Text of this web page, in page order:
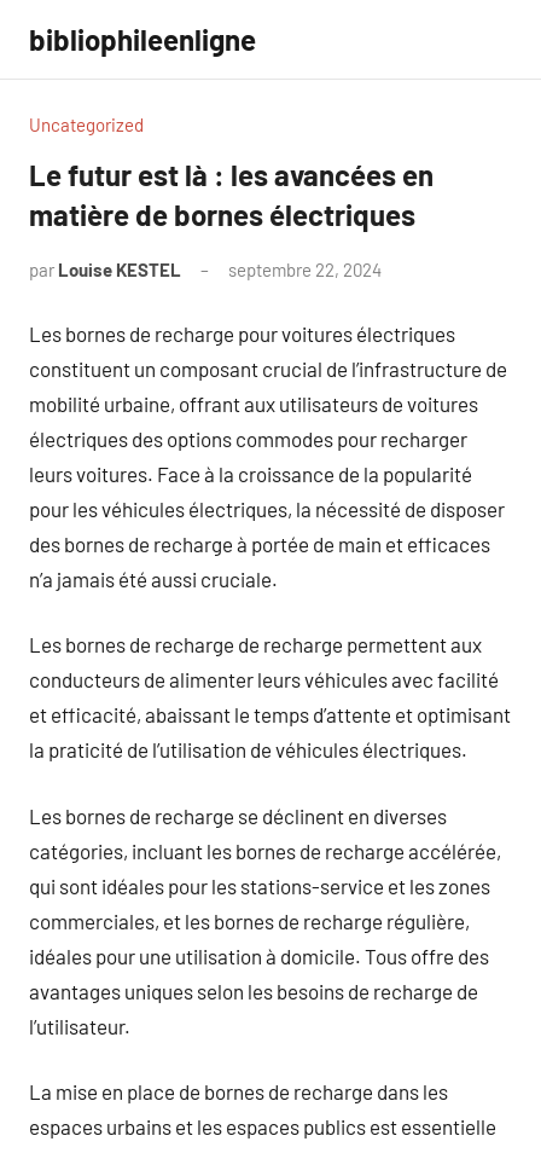
contenu
bibliophileenligne
Uncategorized
Le futur est là : les avancées en
matière de bornes électriques
par Louise KESTEL septembre 22, 2024
Les bornes de recharge pour voitures électriques
constituent un composant crucial de l’infrastructure de
mobilité urbaine, offrant aux utilisateurs de voitures
électriques des options commodes pour recharger
leurs voitures. Face à la croissance de la popularité
pour les véhicules électriques, la nécessité de disposer
des bornes de recharge à portée de main et efficaces
n’a jamais été aussi cruciale.
Les bornes de recharge de recharge permettent aux
conducteurs de alimenter leurs véhicules avec facilité
et efficacité, abaissant le temps d’attente et optimisant
la praticité de l’utilisation de véhicules électriques.
Les bornes de recharge se déclinent en diverses
catégories, incluant les bornes de recharge accélérée,
qui sont idéales pour les stations-service et les zones
commerciales, et les bornes de recharge régulière,
idéales pour une utilisation à domicile. Tous offre des
avantages uniques selon les besoins de recharge de
l’utilisateur.
La mise en place de bornes de recharge dans les
espaces urbains et les espaces publics est essentielle